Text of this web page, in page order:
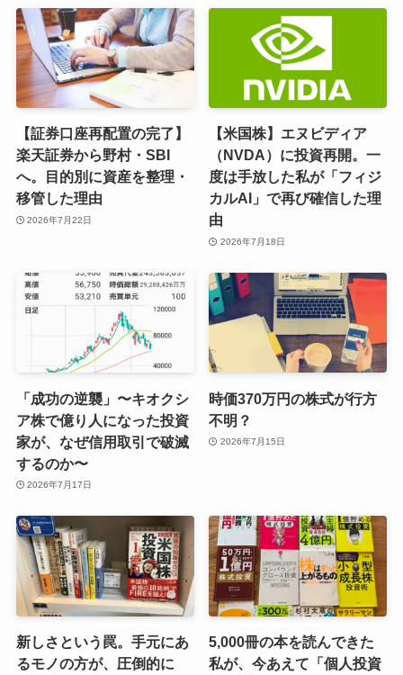
【証券口座再配置の完了】
楽天証券から野村・SBI
へ。目的別に資産を整理・
移管した理由
2026年7月22日
【米国株】エヌビディア
（NVDA）に投資再開。一
度は手放した私が「フィジ
カルAI」で再び確信した理
由
2026年7月18日
「成功の逆襲」〜キオクシ
ア株で億り人になった投資
家が、なぜ信用取引で破滅
するのか〜
2026年7月17日
時価370万円の株式が行方
不明？
2026年7月15日
新しさという罠。手元にあ
るモノの方が、圧倒的に
5,000冊の本を読んできた
私が、今あえて「個人投資